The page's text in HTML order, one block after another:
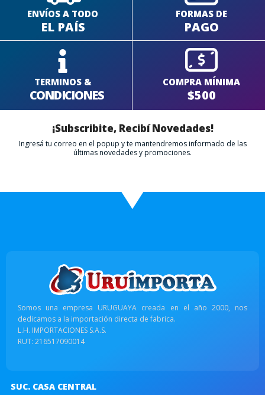
ENVÍOS A TODO
EL PAÍS
FORMAS DE
PAGO
TERMINOS &
CONDICIONES
COMPRA MÍNIMA
$500
¡Subscribite, Recibí Novedades!
Ingresá tu correo en el popup y te mantendremos informado de las
últimas novedades y promociones.
Somos una empresa URUGUAYA creada en el año 2000, nos
dedicamos a la importación directa de fabrica.
L.H. IMPORTACIONES S.A.S.
RUT: 216517090014
SUC. CASA CENTRAL